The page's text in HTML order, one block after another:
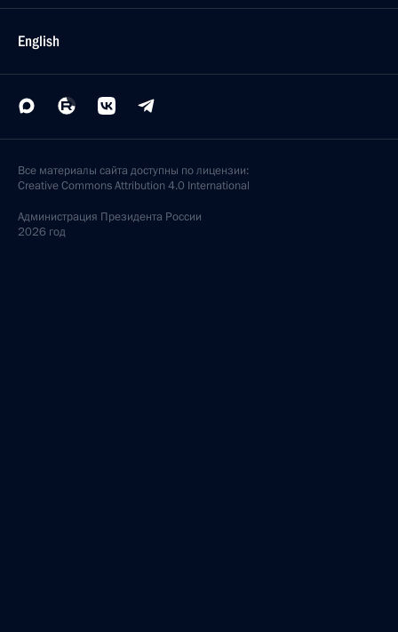
English
Все материалы сайта доступны по лицензии:
Creative Commons Attribution 4.0 International
Администрация Президента России
2026 год